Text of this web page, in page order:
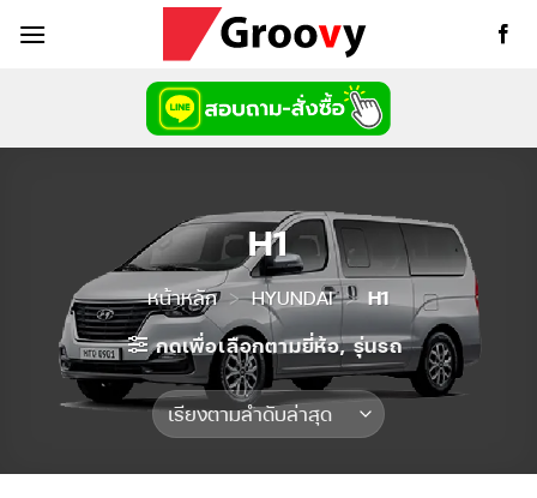
H1
หน้าหลัก > HYUNDAI > H1
กดเพื่อเลือกตามยี่ห้อ, รุ่นรถ